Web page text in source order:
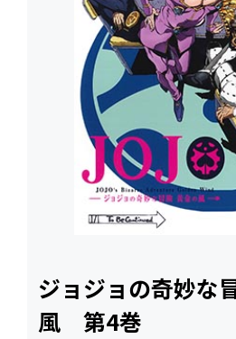
ジョジョの奇妙な
風 第4巻